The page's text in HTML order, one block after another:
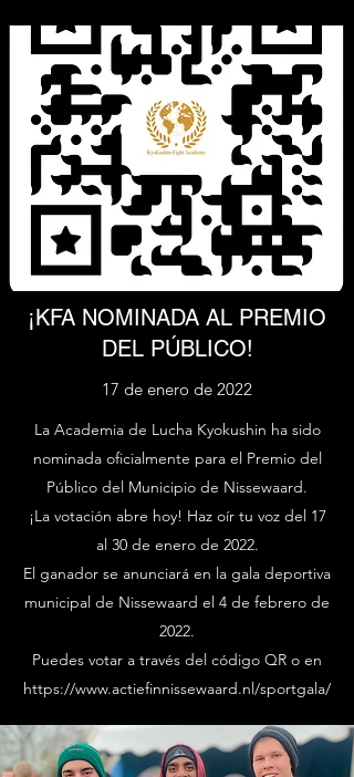
¡KFA NOMINADA AL PREMIO
DEL PÚBLICO!
17 de enero de 2022
La Academia de Lucha Kyokushin ha sido
nominada oficialmente para el Premio del
Público del Municipio de Nissewaard.
¡La votación abre hoy! Haz oír tu voz del 17
al 30 de enero de 2022.
El ganador se anunciará en la gala deportiva
municipal de Nissewaard el 4 de febrero de
2022.
Puedes votar a través del código QR o en
https://www.actiefinnissewaard.nl/sportgala/